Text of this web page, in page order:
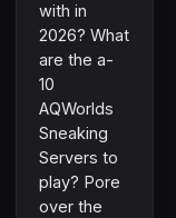
with in
2026? What
are the a-
10
AQWorlds
Sneaking
Servers to
play? Pore
over the